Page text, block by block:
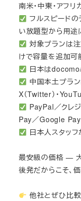
南米・中東・アフ
フルスピード
い放題型から用途
対象プランは注
けで容量を追加可
日本は
中国本土プラ
X（Twitter）・
PayPal／クレ
Pay／Google
日本人スタッ
最安級の価格 —
後発だからこそ、
他社とぜひ比